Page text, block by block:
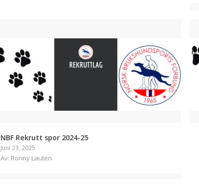
NBF Rekrutt spor 2024-25
Juni 23, 2025
Av: Ronny Lauten